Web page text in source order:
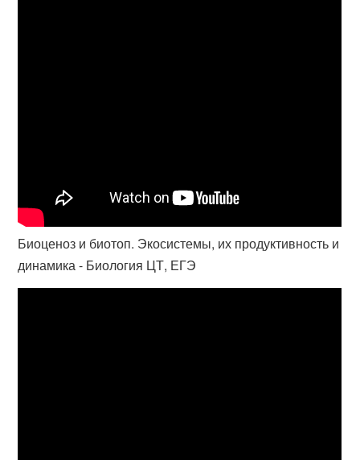
Биоценоз и биотоп. Экосистемы, их продуктивность и
динамика - Биология ЦТ, ЕГЭ